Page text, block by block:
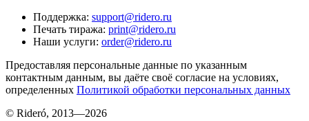
Поддержка: support@ridero.ru
Печать тиража: print@ridero.ru
Наши услуги: order@ridero.ru
Предоставляя персональные данные по указанным
контактным данным, вы даёте своё согласие на условиях,
определенных Политикой обработки персональных данных
© Rideró, 2013—2026